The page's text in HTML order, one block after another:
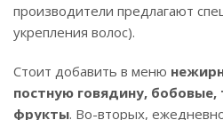
производители предлагают
укрепления волос).
Стоит добавить в меню
постную говядину,
фрукты. Во-вторых,